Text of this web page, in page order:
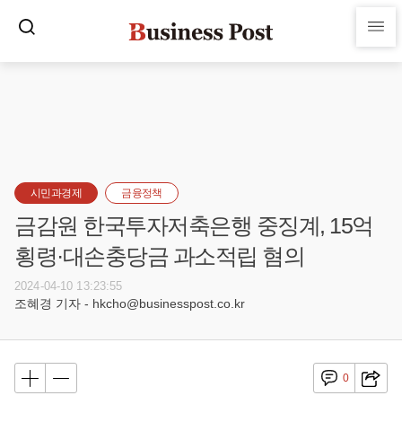
시민과경제 금융정책
금감원 한국투자저축은행 중징계, 15억
횡령·대손충당금 과소적립 혐의
2024-04-10 13:23:55
조혜경 기자 - hkcho@businesspost.co.kr
0